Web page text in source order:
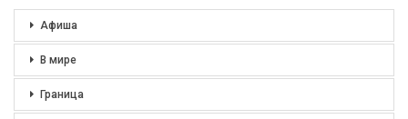
Афиша
В мире
Граница